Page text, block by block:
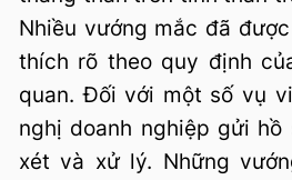
Nhiều vướng mắc đã
thích rõ theo quy định
quan. Đối với một số vụ
nghị doanh nghiệp gửi hồ
xét và xử lý. Những